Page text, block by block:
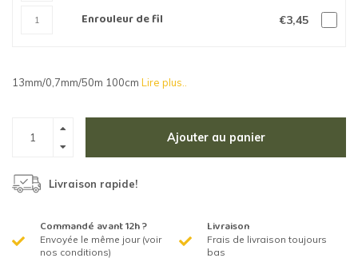
Enrouleur de fil €3,45
13mm/0,7mm/50m 100cm Lire plus..
Ajouter au panier
Livraison rapide!
Commandé avant 12h ?
Envoyée le même jour (voir
nos conditions)
Livraison
Frais de livraison toujours
bas